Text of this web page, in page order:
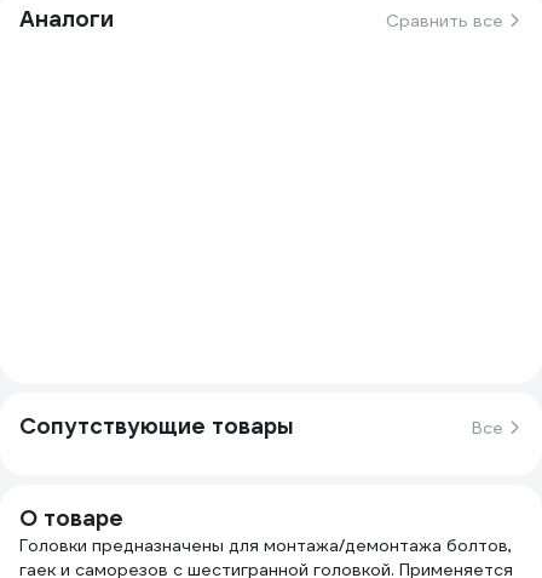
Аналоги Сравнить все
Сопутствующие товары Все
О товаре
Головки предназначены для монтажа/демонтажа болтов,
гаек и саморезов с шестигранной головкой. Применяется